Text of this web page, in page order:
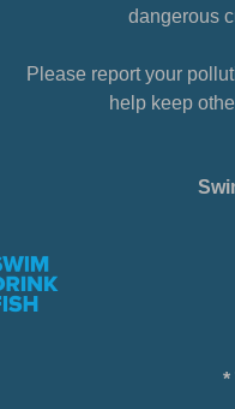
dangerous
Please report your
help keep
*